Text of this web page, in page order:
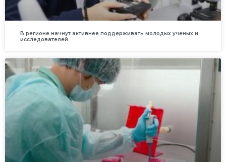
В регионе начнут активнее поддерживать молодых ученых и
исследователей